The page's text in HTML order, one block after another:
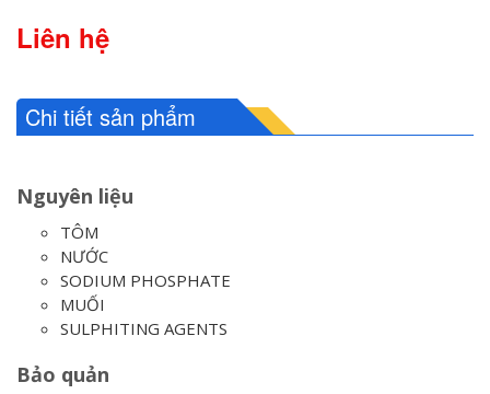
Liên hệ
Chi tiết sản phẩm
Nguyên liệu
TÔM
NƯỚC
SODIUM PHOSPHATE
MUỐI
SULPHITING AGENTS
Bảo quản